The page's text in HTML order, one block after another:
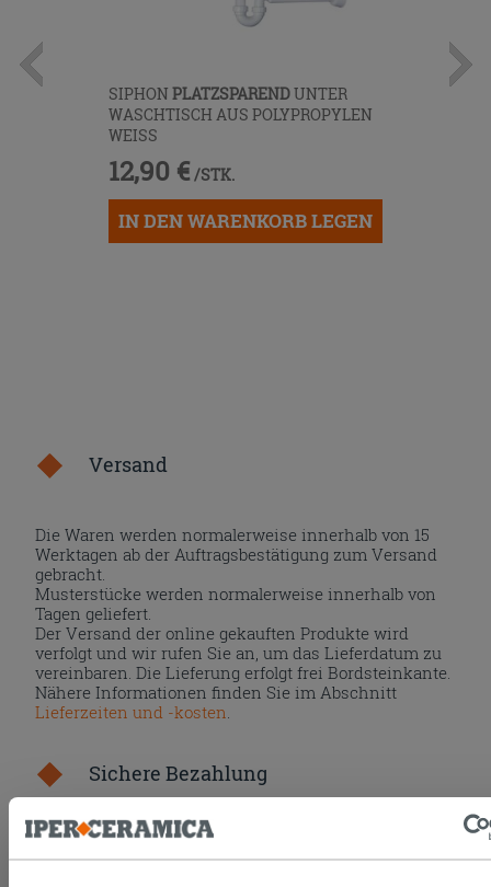
SIPHON PLATZSPARENDUNTER
WASCHTISCH AUS POLYPROPYLEN
WEISS
12,90 € /STK.
IN DEN WARENKORB LEGEN
Versand
Die Waren werden normalerweise innerhalb von 15
Werktagen ab der Auftragsbestätigung zum Versand
gebracht.
Musterstücke werden normalerweise innerhalb von
Tagen geliefert.
Der Versand der online gekauften Produkte wird
verfolgt und wir rufen Sie an, um das Lieferdatum zu
vereinbaren. Die Lieferung erfolgt frei Bordsteinkante.
Nähere Informationen finden Sie im Abschnitt
Lieferzeiten und -kosten
Sichere Bezahlung
Die Sicherheit des Online-Bezahlungsvorgangs wird
gewährleistet. Sie können mit PayPal, den gängigsten